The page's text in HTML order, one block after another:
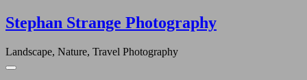
Skip
to
Stephan Strange Photography
Landscape, Nature, Travel Photography